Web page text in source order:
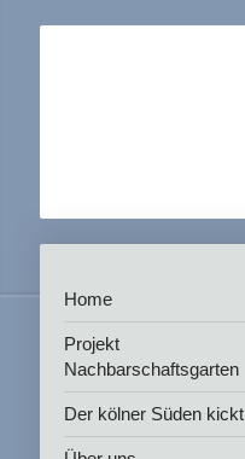
Home
Projekt
Nachbarschaftsgarten
Der kölner Süden kickt